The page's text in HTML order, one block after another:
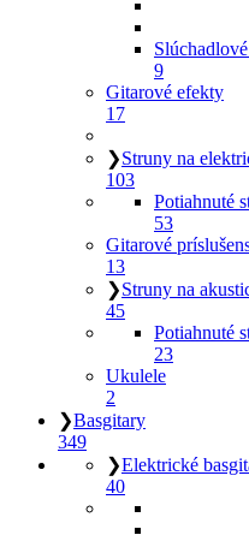
9
Gitarové efekty
17
❯Struny na
103
Potiahnuté
53
Gitarové
13
❯Struny na
45
Potiahnuté
23
Ukulele
2
❯Basgitary
349
❯Elektrické
40